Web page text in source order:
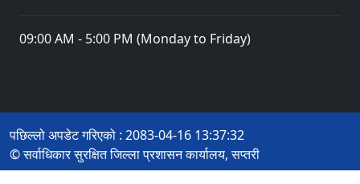
09:00 AM - 5:00 PM (Monday to Friday)
पछिल्लो अपडेट गरिएको : 2083-04-16 13:37:32
© सर्वाधिकार सुरक्षित जिल्ला प्रशासन कार्यालय, सप्तरी